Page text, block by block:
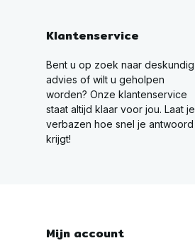
Klantenservice
Bent u op zoek naar deskundig
advies of wilt u geholpen
worden? Onze klantenservice
staat altijd klaar voor jou. Laat je
verbazen hoe snel je antwoord
krijgt!
Mijn account